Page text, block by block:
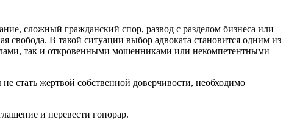
сложный гражданский спор, развод с разделом бизнеса или
свобода. В такой ситуации выбор адвоката становится одним из
так и откровенными мошенниками или некомпетентными
стать жертвой собственной доверчивости, необходимо
и перевести гонорар.